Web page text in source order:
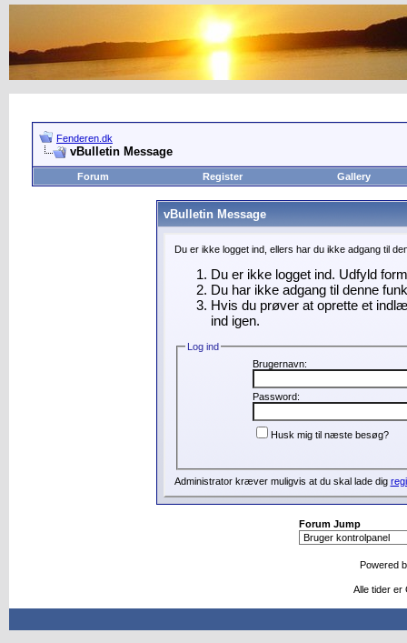
Fenderen.dk
vBulletin Message
Forum Register Gallery
vBulletin Message
Du er ikke logget ind, ellers har du ikke adgang til
Du er ikke logget ind. Udfyld
Du har ikke adgang til denne
Hvis du prøver at oprette et
ind igen.
Log ind
Brugernavn:
Password:
Husk mig til næste besøg?
Administrator kræver muligvis at du skal lade dig
Forum Jump
Powered
Alle tider er